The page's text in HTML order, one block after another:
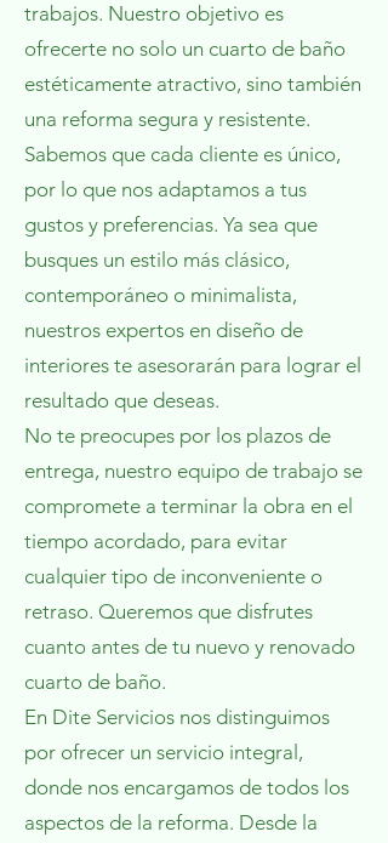
trabajos. Nuestro objetivo es
ofrecerte no solo un cuarto de baño
estéticamente atractivo, sino también
una reforma segura y resistente.
Sabemos que cada cliente es único,
por lo que nos adaptamos a tus
gustos y preferencias. Ya sea que
busques un estilo más clásico,
contemporáneo o minimalista,
nuestros expertos en diseño de
interiores te asesorarán para lograr el
resultado que deseas.
No te preocupes por los plazos de
entrega, nuestro equipo de trabajo se
compromete a terminar la obra en el
tiempo acordado, para evitar
cualquier tipo de inconveniente o
retraso. Queremos que disfrutes
cuanto antes de tu nuevo y renovado
cuarto de baño.
En Dite Servicios nos distinguimos
por ofrecer un servicio integral,
donde nos encargamos de todos los
aspectos de la reforma. Desde la